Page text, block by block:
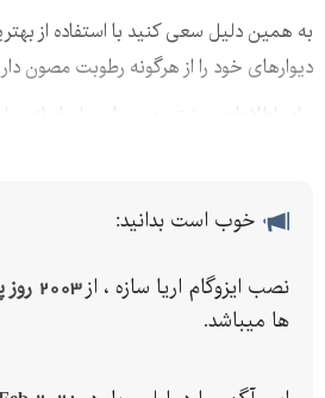
به همین دلیل سعی کنید با استفاده از
دیوارهای خود را از هرگونه رطوبت مصون
خوب است بدانید:
نصب ایزوگام اریا سازه ، از2003 روز پیش
ها میباشد.